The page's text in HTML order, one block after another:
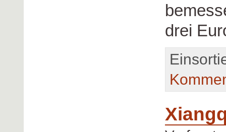
drei